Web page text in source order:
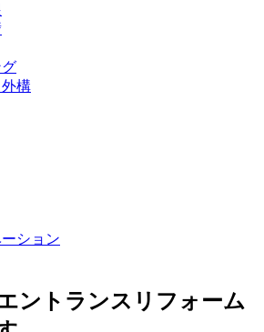
構
ション
ントランスリフォーム